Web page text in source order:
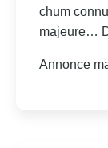
chum
majeure…
Annonce